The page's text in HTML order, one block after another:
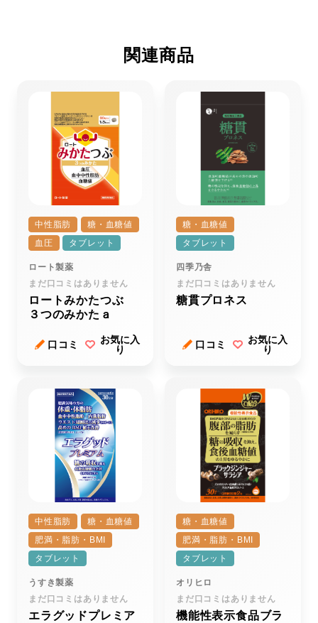
関連商品
中性脂肪
糖・血糖値
血圧
タブレット
ロート製薬
まだ口コミはありません
ロートみかたつぶ
３つのみかたａ
口コミ
お気に入
り
糖・血糖値
タブレット
四季乃舎
まだ口コミはありません
糖貫プロネス
口コミ
お気に入
り
中性脂肪
糖・血糖値
肥満・脂肪・BMI
タブレット
うすき製薬
まだ口コミはありません
エラグッドプレミア
糖・血糖値
肥満・脂肪・BMI
タブレット
オリヒロ
まだ口コミはありません
機能性表示食品ブラ